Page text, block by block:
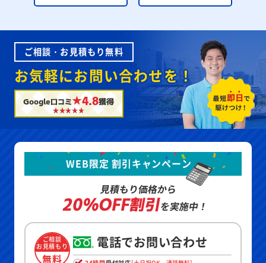
ご相談・お見積もり無料
お気軽にお問い合わせを！
Google口コミ★4.8獲得
WEB限定 割引キャンペーン
見積もり価格から
20%OFF割引を実施中！
ご相談
お見積もり
無料
電話でお問い合わせ